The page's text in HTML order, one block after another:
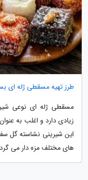
طرز تهیه مسقطی ژله ای
مسقطی ژله ای نوعی
زیادی دارد و اغلب به
این شیرینی نشاسته گل
های مختلف مزه دار می